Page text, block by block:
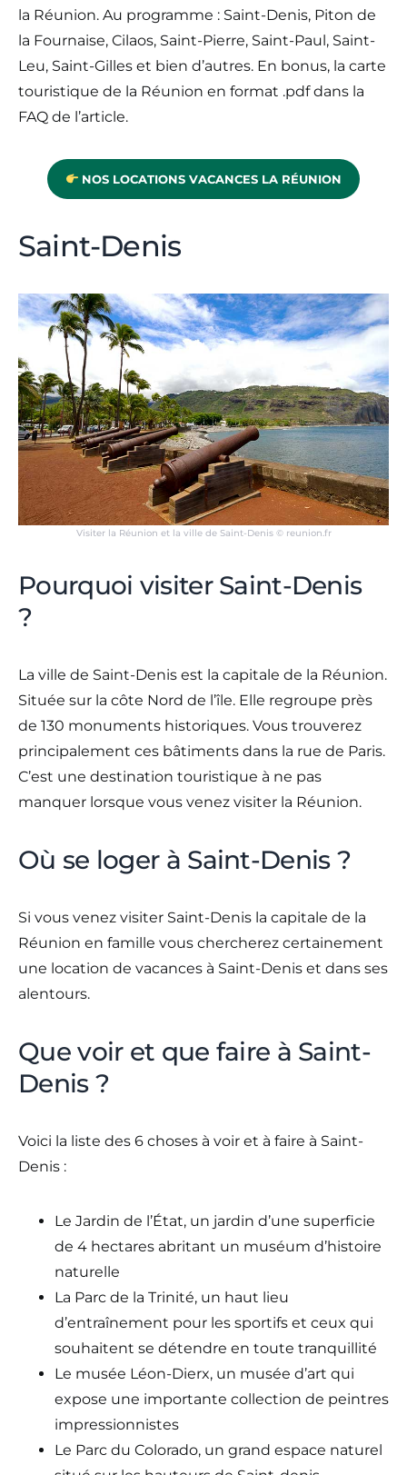
la Réunion. Au programme : Saint-Denis, Piton de
la Fournaise, Cilaos, Saint-Pierre, Saint-Paul, Saint-
Leu, Saint-Gilles et bien d’autres. En bonus, la carte
touristique de la Réunion en format .pdf dans la
FAQ de l’article.
NOS LOCATIONS VACANCES LA RÉUNION
Saint-Denis
Visiter la Réunion et la ville de Saint-Denis © reunion.fr
Pourquoi visiter Saint-Denis
?
La ville de Saint-Denis est la capitale de la Réunion.
Située sur la côte Nord de l’île. Elle regroupe près
de 130 monuments historiques. Vous trouverez
principalement ces bâtiments dans la rue de Paris.
C’est une destination touristique à ne pas
manquer lorsque vous venez visiter la Réunion.
Où se loger à Saint-Denis ?
Si vous venez visiter Saint-Denis la capitale de la
Réunion en famille vous chercherez certainement
une location de vacances à Saint-Denis et dans ses
alentours.
Que voir et que faire à Saint-
Denis ?
Voici la liste des 6 choses à voir et à faire à Saint-
Denis :
Le Jardin de l’État, un jardin d’une superficie
de 4 hectares abritant un muséum d’histoire
naturelle
La Parc de la Trinité, un haut lieu
d’entraînement pour les sportifs et ceux qui
souhaitent se détendre en toute tranquillité
Le musée Léon-Dierx, un musée d’art qui
expose une importante collection de peintres
impressionnistes
Le Parc du Colorado, un grand espace naturel